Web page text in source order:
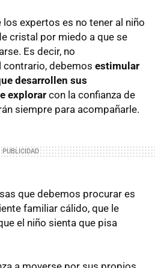
expertos es no tener al niño
cristal por miedo a que se
Es decir, no
debemos estimular
desarrollen sus
explorar con la confianza de
siempre para acompañarle.
que debemos procurar es
familiar cálido, que le
el niño sienta que pisa